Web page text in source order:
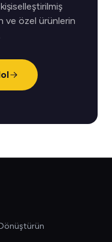
ve özel ürünlerin
Dönüştürün